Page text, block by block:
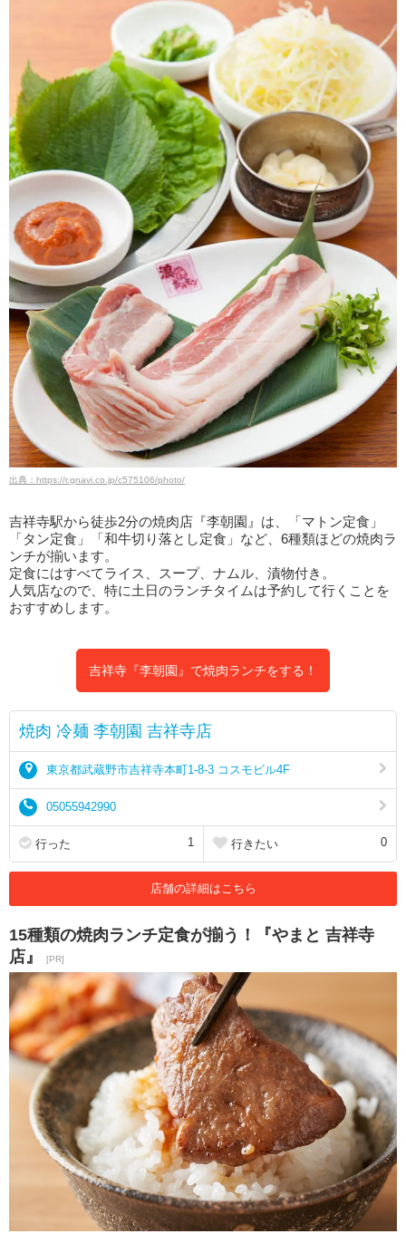
出典：https://r.gnavi.co.jp/c575106/photo/
吉祥寺駅から徒歩2分の焼肉店『李朝園』は、「マトン定食」
「タン定食」「和牛切り落とし定食」など、6種類ほどの焼肉ラ
ンチが揃います。
定食にはすべてライス、スープ、ナムル、漬物付き。
人気店なので、特に土日のランチタイムは予約して行くことを
おすすめします。
吉祥寺『李朝園』で焼肉ランチをする！
焼肉 冷麺 李朝園 吉祥寺店
東京都武蔵野市吉祥寺本町1-8-3 コスモビル4F
05055942990
行った 1 行きたい 0
店舗の詳細はこちら
15種類の焼肉ランチ定食が揃う！『やまと 吉祥寺
店』
[PR]